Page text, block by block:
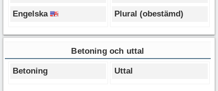
Engelska Plural (obestämd)
Betoning och uttal
Betoning Uttal